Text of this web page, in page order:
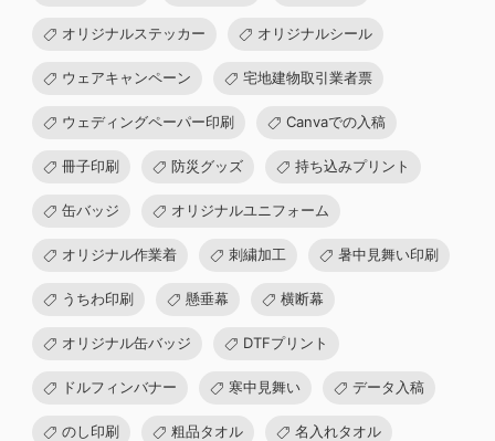
オリジナルステッカー オリジナルシール
ウェアキャンペーン 宅地建物取引業者票
ウェディングペーパー印刷 Canvaでの入稿
冊子印刷 防災グッズ 持ち込みプリント
缶バッジ オリジナルユニフォーム
オリジナル作業着 刺繍加工 暑中見舞い印刷
うちわ印刷 懸垂幕 横断幕
オリジナル缶バッジ DTFプリント
ドルフィンバナー 寒中見舞い データ入稿
のし印刷 粗品タオル 名入れタオル